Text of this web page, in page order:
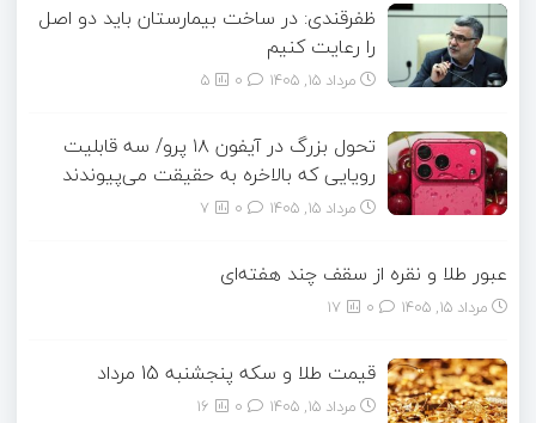
ظفرقندی: در ساخت بیمارستان باید دو اصل
را رعایت کنیم
مرداد ۱۵, ۱۴۰۵ 5
تحول بزرگ در آیفون ۱۸ پرو/ سه قابلیت
رویایی که بالاخره به حقیقت می‌پیوندند
مرداد ۱۵, ۱۴۰۵ 7
عبور طلا و نقره از سقف چند هفته‌ای
مرداد ۱۵, ۱۴۰۵ 17
قیمت طلا و سکه پنجشنبه 15 مرداد
مرداد ۱۵, ۱۴۰۵ 16